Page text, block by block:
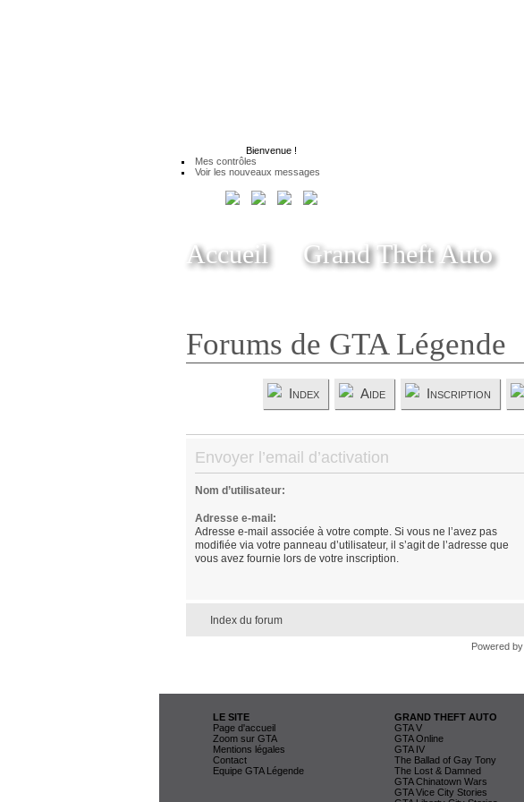
Bienvenue !
Mes contrôles
Voir les nouveaux messages
Accueil Grand Theft Auto
Forums de GTA Légende
Index Aide Inscription
Envoyer l’email d’activation
Nom d’utilisateur:
Adresse e-mail:
Adresse e-mail associée à votre compte. Si vous ne l’avez pas
modifiée via votre panneau d’utilisateur, il s’agit de l’adresse que
vous avez fournie lors de votre inscription.
Index du forum
Powered by
LE SITE
Page d'accueil
Zoom sur GTA
Mentions légales
Contact
Equipe GTA Légende
GRAND THEFT AUTO
GTA V
GTA Online
GTA IV
The Ballad of Gay Tony
The Lost & Damned
GTA Chinatown Wars
GTA Vice City Stories